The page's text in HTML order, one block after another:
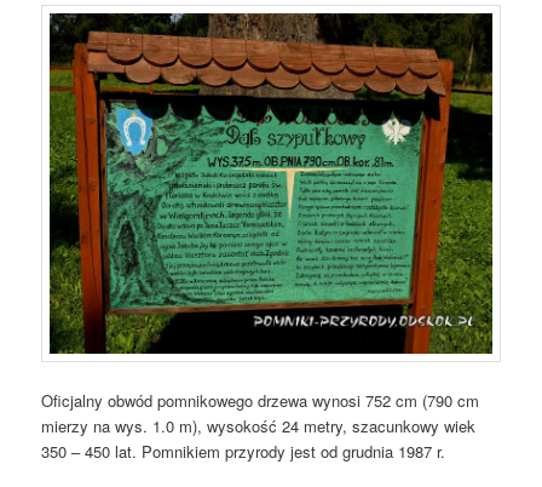
Oficjalny obwód pomnikowego drzewa wynosi 752 cm (790 cm
mierzy na wys. 1.0 m), wysokość 24 metry, szacunkowy wiek
350 – 450 lat. Pomnikiem przyrody jest od grudnia 1987 r.